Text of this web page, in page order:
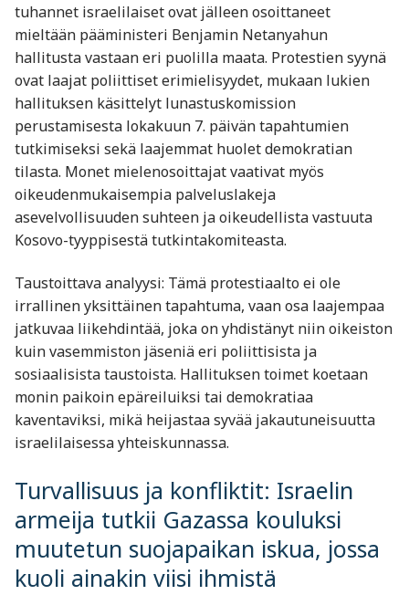
tuhannet israelilaiset ovat jälleen osoittaneet
mieltään pääministeri Benjamin Netanyahun
hallitusta vastaan eri puolilla maata. Protestien syynä
ovat laajat poliittiset erimielisyydet, mukaan lukien
hallituksen käsittelyt lunastuskomission
perustamisesta lokakuun 7. päivän tapahtumien
tutkimiseksi sekä laajemmat huolet demokratian
tilasta. Monet mielenosoittajat vaativat myös
oikeudenmukaisempia palveluslakeja
asevelvollisuuden suhteen ja oikeudellista vastuuta
Kosovo-tyyppisestä tutkintakomiteasta.
Taustoittava analyysi: Tämä protestiaalto ei ole
irrallinen yksittäinen tapahtuma, vaan osa laajempaa
jatkuvaa liikehdintää, joka on yhdistänyt niin oikeiston
kuin vasemmiston jäseniä eri poliittisista ja
sosiaalisista taustoista. Hallituksen toimet koetaan
monin paikoin epäreiluiksi tai demokratiaa
kaventaviksi, mikä heijastaa syvää jakautuneisuutta
israelilaisessa yhteiskunnassa.
Turvallisuus ja konfliktit: Israelin
armeija tutkii Gazassa kouluksi
muutetun suojapaikan iskua, jossa
kuoli ainakin viisi ihmistä